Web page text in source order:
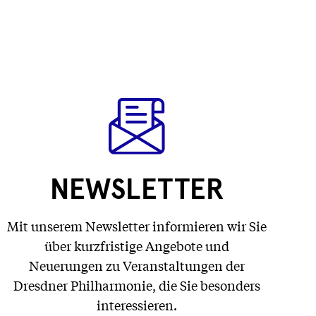
NEWSLETTER
Mit unserem Newsletter informieren wir Sie
über kurzfristige Angebote und
Neuerungen zu Veranstaltungen der
Dresdner Philharmonie, die Sie besonders
interessieren.